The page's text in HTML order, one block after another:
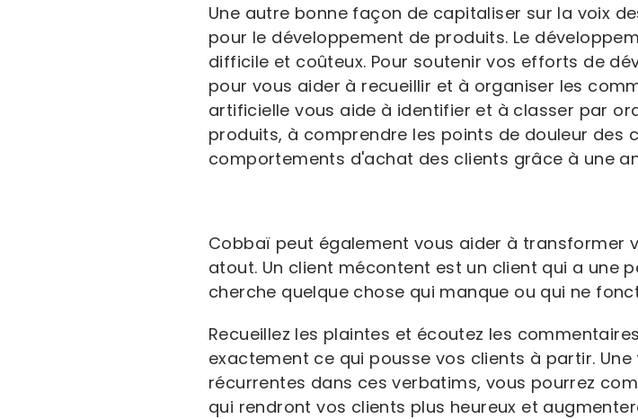
Une autre bonne façon de capitaliser sur la voix
pour le développement de produits. Le
difficile et coûteux. Pour soutenir vos efforts de
pour vous aider à recueillir et à organiser les
artificielle vous aide à identifier et à classer par
produits, à comprendre les points de douleur des
comportements d'achat des clients grâce à une
Cobbaï peut également vous aider à transformer
atout. Un client mécontent est un client qui a une
cherche quelque chose qui manque ou qui ne
Recueillez les plaintes et écoutez les
exactement ce qui pousse vos clients à partir.
récurrentes dans ces verbatims, vous pourrez
qui rendront vos clients plus heureux et